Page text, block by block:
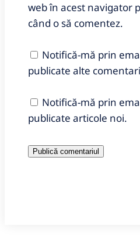
web în acest navigator
când o să comentez.
Notifică-mă prin
publicate alte
Notifică-mă prin
publicate articole noi.